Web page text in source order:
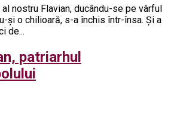
nostru Flavian, ducându-se pe vârful
şi o chilioară, s-a închis într-însa. Şi a
de...
patriarhul